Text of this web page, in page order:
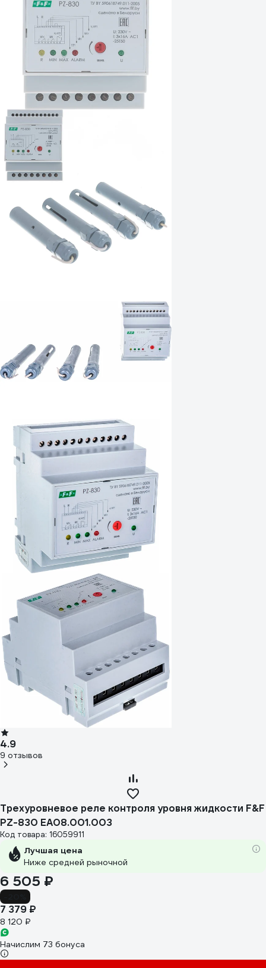
4.9
9 отзывов
Трехуровневое реле контроля уровня жидкости F&F
PZ-830 EA08.001.003
Код товара: 16059911
Лучшая цена
Ниже средней рыночной
6 505 ₽
7 379 ₽
8 120 ₽
Начислим 73 бонуса